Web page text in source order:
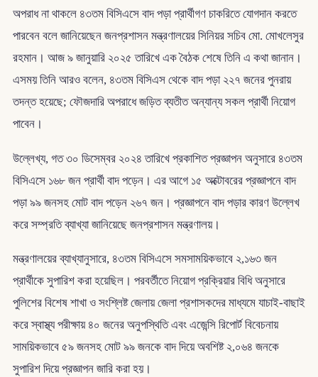
অপরাধ না থাকলে ৪৩তম বিসিএসে বাদ পড়া প্রার্থীগণ চাকরিতে যোগদান করতে
পারবেন বলে জানিয়েছেন জনপ্রশাসন মন্ত্রণালয়ের সিনিয়র সচিব মো. মোখলেসুর
রহমান। আজ ৯ জানুয়ারি ২০২৫ তারিখে এক বৈঠক শেষে তিনি এ কথা জানান।
এসময় তিনি আরও বলেন, ৪৩তম বিসিএস থেকে বাদ পড়া ২২৭ জনের পুনরায়
তদন্ত হয়েছে; ফৌজদারি অপরাধে জড়িত ব্যতীত অন্যান্য সকল প্রার্থী নিয়োগ
পাবেন।
উল্লেখ্য, গত ৩০ ডিসেম্বর ২০২৪ তারিখে প্রকাশিত প্রজ্ঞাপন অনুসারে ৪৩তম
বিসিএসে ১৬৮ জন প্রার্থী বাদ পড়েন। এর আগে ১৫ অক্টোবরের প্রজ্ঞাপনে বাদ
পড়া ৯৯ জনসহ মোট বাদ পড়েন ২৬৭ জন। প্রজ্ঞাপনে বাদ পড়ার কারণ উল্লেখ
করে সম্প্রতি ব্যাখ্যা জানিয়েছে জনপ্রশাসন মন্ত্রণালয়।
মন্ত্রণালয়ের ব্যাখ্যানুসারে, ৪৩তম বিসিএসে সমসাময়িকভাবে ২,১৬৩ জন
প্রার্থীকে সুপারিশ করা হয়েছিল। পরবর্তীতে নিয়োগ প্রক্রিয়ার বিধি অনুসারে
পুলিশের বিশেষ শাখা ও সংশ্লিষ্ট জেলায় জেলা প্রশাসকদের মাধ্যমে যাচাই-বাছাই
করে স্বাস্থ্য পরীক্ষায় ৪০ জনের অনুপস্থিতি এবং এজেন্সি রিপোর্ট বিবেচনায়
সাময়িকভাবে ৫৯ জনসহ মোট ৯৯ জনকে বাদ দিয়ে অবশিষ্ট ২,০৬৪ জনকে
সুপারিশ দিয়ে প্রজ্ঞাপন জারি করা হয়।